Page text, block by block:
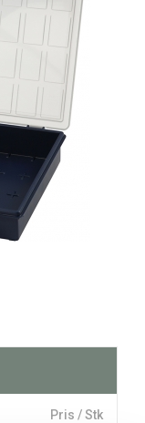
Pris / Stk